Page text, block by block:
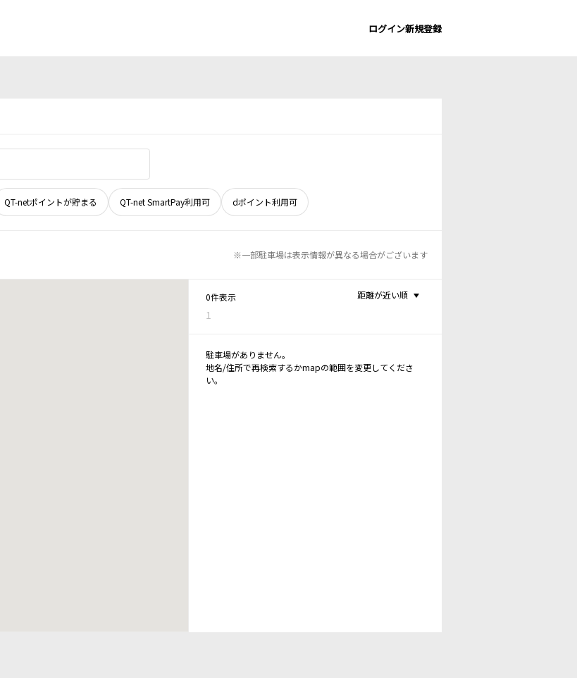
ログイン新規登録
QT-netポイントが貯まる QT-net SmartPay利用可 dポイント利用可
※一部駐車場は表示情報が異なる場合がございます
0件表示
1
距離が近い順
駐車場がありません。
地名/住所で再検索するかmapの範囲を変更してくださ
い。